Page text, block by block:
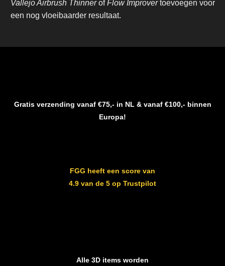
Vallejo Airbrush ThinnerofFlow Improvertoevoegen voor
een nog vloeibaarder resultaat.
Gratis verzending vanaf €75,- in NL & vanaf €100,- binnen
Europa!
FGG heeft een score van
4.9 van de 5 op Trustpilot
Alle 3D items worden